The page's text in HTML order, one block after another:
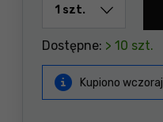
Dostępne: > 10 szt.
Kupiono wczoraj